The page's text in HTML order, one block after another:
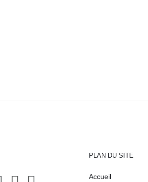
PLAN DU SITE
Accueil